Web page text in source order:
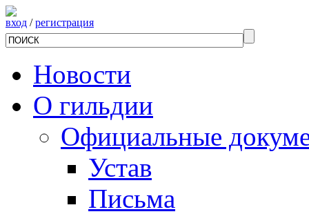
вход /регистрация
Новости
О гильдии
Официальные
Устав
Письма